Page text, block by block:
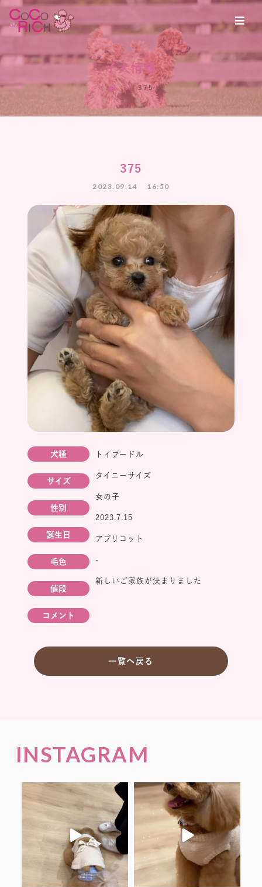
子犬情報
375
375
2023.09.14 16:50
犬種
サイズ
性別
誕生日
毛色
値段
コメント
トイプードル
タイニーサイズ
女の子
2023.7.15
アプリコット
-
新しいご家族が決まりました
一覧へ戻る
INSTAGRAM
.
くーちゃん♡アメリちゃん
ありがとうございました♡
.
くーちゃん♡
ありがとうございました♡
.
#仔犬見学受付中...